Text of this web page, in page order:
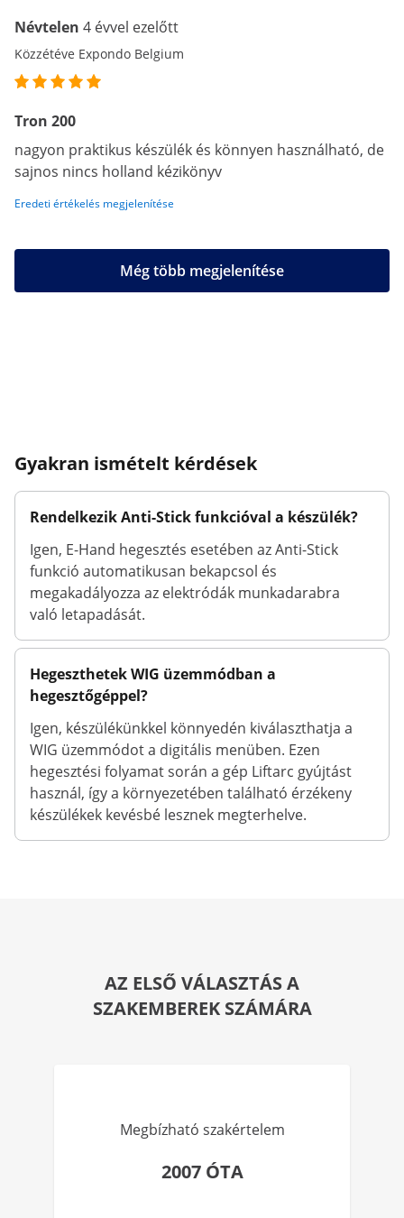
Névtelen 4 évvel ezelőtt
Közzétéve Expondo Belgium
Tron 200
nagyon praktikus készülék és könnyen használható, de
sajnos nincs holland kézikönyv
Eredeti értékelés megjelenítése
Még több megjelenítése
Gyakran ismételt kérdések
Rendelkezik Anti-Stick funkcióval a készülék?
Igen, E-Hand hegesztés esetében az Anti-Stick
funkció automatikusan bekapcsol és
megakadályozza az elektródák munkadarabra
való letapadását.
Hegeszthetek WIG üzemmódban a
hegesztőgéppel?
Igen, készülékünkkel könnyedén kiválaszthatja a
WIG üzemmódot a digitális menüben. Ezen
hegesztési folyamat során a gép Liftarc gyújtást
használ, így a környezetében található érzékeny
készülékek kevésbé lesznek megterhelve.
AZ ELSŐ VÁLASZTÁS A
SZAKEMBEREK SZÁMÁRA
Megbízható szakértelem
2007 ÓTA